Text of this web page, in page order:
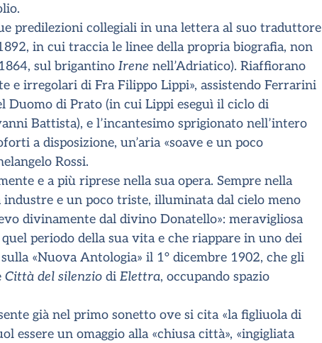
predilezioni collegiali in una lettera al suo traduttore
in cui traccia le linee della propria biografia, non
sul brigantino Irene nell’Adriatico). Riaffiorano
e irregolari di Fra Filippo Lippi», assistendo Ferrarini
Duomo di Prato (in cui Lippi eseguì il ciclo di
Battista), e l’incantesimo sprigionato nell’intero
a disposizione, un’aria «soave e un poco
Rossi.
e a più riprese nella sua opera. Sempre nella
e un poco triste, illuminata dal cielo meno
divinamente dal divino Donatello»: meravigliosa
periodo della sua vita e che riappare in uno dei
«Nuova Antologia» il 1° dicembre 1902, che gli
Città del silenzio di Elettra, occupando spazio
già nel primo sonetto ove si cita «la figliuola di
essere un omaggio alla «chiusa città», «ingigliata